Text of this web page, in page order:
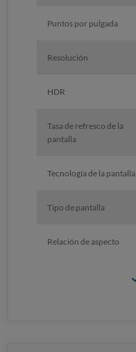
Puntos por pulgada
Resolución
HDR
Tasa de refresco de la
pantalla
Tecnología de la pantalla
Tipo de pantalla
Relación de aspecto